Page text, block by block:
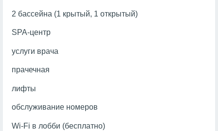
2 бассейна (1 крытый, 1 открытый)
SPA-центр
услуги врача
прачечная
лифты
обслуживание номеров
Wi-Fi в лобби (бесплатно)